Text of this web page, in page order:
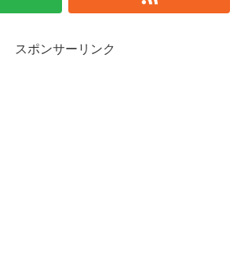
スポンサーリンク